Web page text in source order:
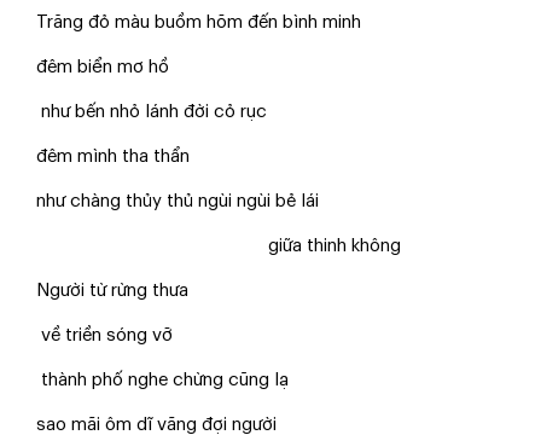
Trăng đỏ màu buồm hõm đến bình minh
đêm biển mơ hồ
như bến nhỏ lánh đời cỏ rục
đêm mình tha thẩn
như chàng thủy thủ ngùi ngùi bẻ lái
giữa thinh không
Người từ rừng thưa
về triền sóng vỡ
thành phố nghe chừng cũng lạ
sao mãi ôm dĩ vãng đợi người